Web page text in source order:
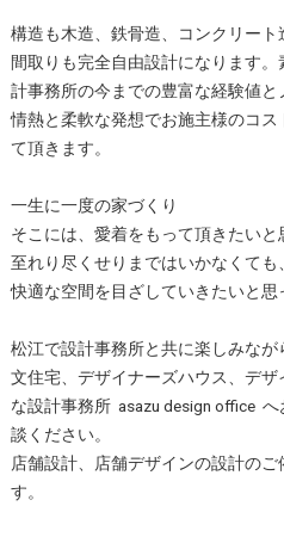
構造も木造、鉄骨造、コンクリート
間取りも完全自由設計になります
計事務所の今までの豊富な経験値
情熱と柔軟な発想でお施主様のコ
て頂きます。
一生に一度の家づくり
そこには、愛着をもって頂きたいと
至れり尽くせりまではいかなくて
快適な空間を目ざしていきたいと思
松江で設計事務所と共に楽しみな
文住宅、デザイナーズハウス、デ
な設計事務所 asazu design office
談ください。
店舗設計、店舗デザインの設計の
す。